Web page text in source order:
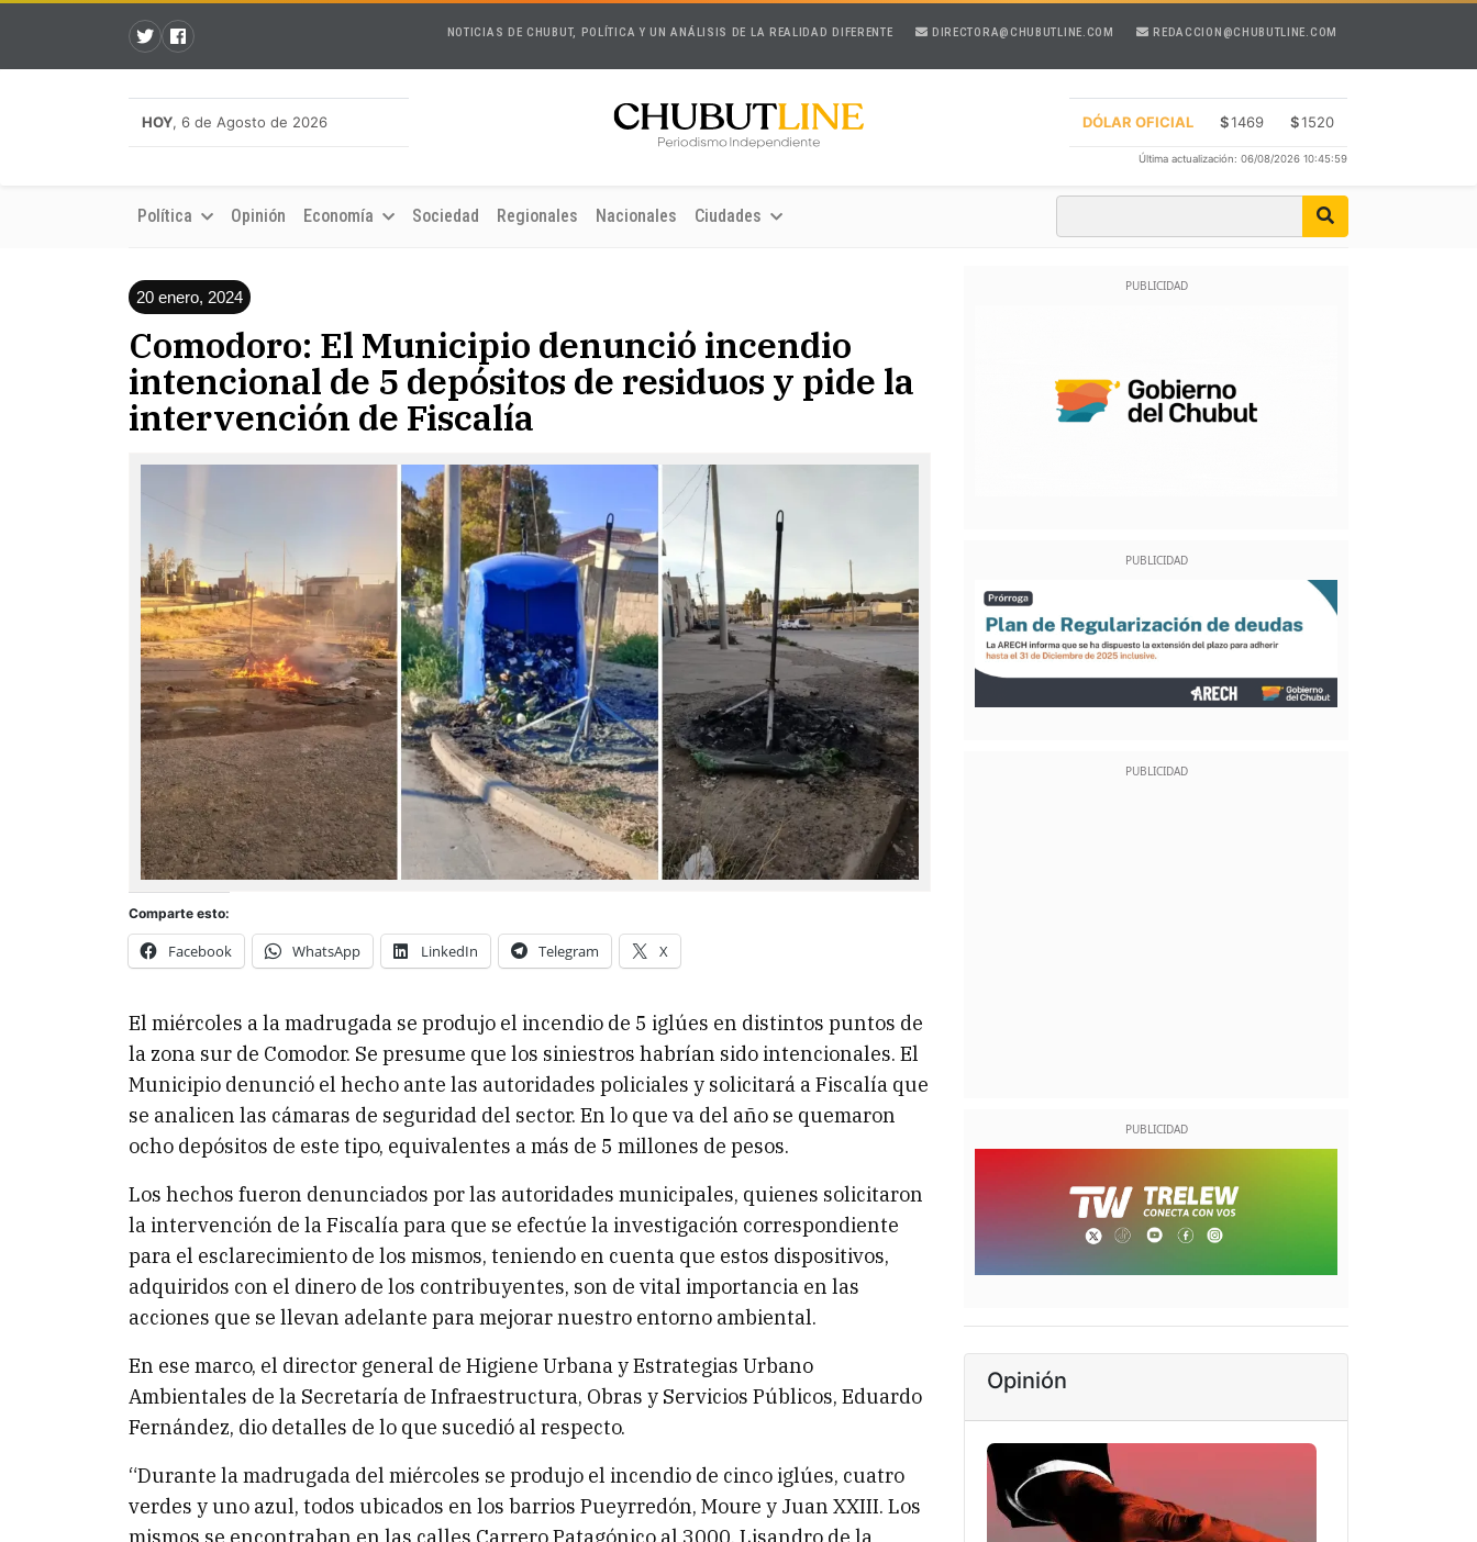
NOTICIAS DE CHUBUT, POLÍTICA Y UN ANÁLISIS DE LA REALIDAD DIFERENTE DIRECTORA@CHUBUTLINE.COM REDACCION@CHUBUTLINE.COM
HOY, 6 de Agosto de 2026 DÓLAR OFICIAL $1469 $1520
Última actualización: 06/08/2026 10:45:59
Política Opinión Economía Sociedad Regionales Nacionales Ciudades
20 enero, 2024
Comodoro: El Municipio denunció incendio
intencional de 5 depósitos de residuos y pide la
intervención de Fiscalía
Comparte esto:
Facebook WhatsApp LinkedIn Telegram X
El miércoles a la madrugada se produjo el incendio de 5 iglúes en distintos puntos de
la zona sur de Comodor. Se presume que los siniestros habrían sido intencionales. El
Municipio denunció el hecho ante las autoridades policiales y solicitará a Fiscalía que
se analicen las cámaras de seguridad del sector. En lo que va del año se quemaron
ocho depósitos de este tipo, equivalentes a más de 5 millones de pesos.
Los hechos fueron denunciados por las autoridades municipales, quienes solicitaron
la intervención de la Fiscalía para que se efectúe la investigación correspondiente
para el esclarecimiento de los mismos, teniendo en cuenta que estos dispositivos,
adquiridos con el dinero de los contribuyentes, son de vital importancia en las
acciones que se llevan adelante para mejorar nuestro entorno ambiental.
En ese marco, el director general de Higiene Urbana y Estrategias Urbano
Ambientales de la Secretaría de Infraestructura, Obras y Servicios Públicos, Eduardo
Fernández, dio detalles de lo que sucedió al respecto.
“Durante la madrugada del miércoles se produjo el incendio de cinco iglúes, cuatro
verdes y uno azul, todos ubicados en los barrios Pueyrredón, Moure y Juan XXIII. Los
Opinión